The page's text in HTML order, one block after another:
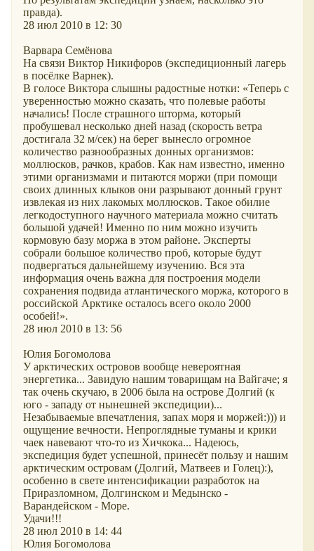
правда).
28 июл 2010 в 12: 30
Варвара Семёнова
На связи Виктор Никифоров (экспедиционный лагерь
в посёлке Варнек).
В голосе Виктора слышны радостные нотки: «Теперь с
уверенностью можно сказать, что полевые работы
начались! После страшного шторма, который
пробушевал несколько дней назад (скорость ветра
достигала 32 м/сек) на берег вынесло огромное
количество разнообразных донных организмов:
моллюсков, рачков, крабов. Как нам известно, именно
этими организмами и питаются моржи (при помощи
своих длинных клыков они разрывают донный грунт
извлекая из них лакомых моллюсков. Такое обилие
легкодоступного научного материала можно считать
большой удачей! Именно по ним можно изучить
кормовую базу моржа в этом районе. Эксперты
собрали большое количество проб, которые будут
подвергаться дальнейшему изучению. Вся эта
информация очень важна для построения модели
сохранения подвида атлантического моржа, которого в
российской Арктике осталось всего около 2000
особей!».
28 июл 2010 в 13: 56
Юлия Богомолова
У арктических островов вообще невероятная
энергетика... Завидую нашим товарищам на Вайгаче; я
так очень скучаю, в 2006 была на острове Долгий (к
юго - западу от нынешней экспедиции)...
Незабываемые впечатления, запах моря и моржей:))) и
ощущение вечности. Непроглядные туманы и крики
чаек навевают что-то из Хичкока... Надеюсь,
экспедиция будет успешной, принесёт пользу и нашим
арктическим островам (Долгий, Матвеев и Голец):),
особенно в свете интенсификации разработок на
Приразломном, Долгинском и Медынско -
Варандейском - Море.
Удачи!!!
28 июл 2010 в 14: 44
Юлия Богомолова